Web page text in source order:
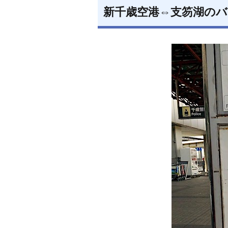
新千歳空港⇔支笏湖の